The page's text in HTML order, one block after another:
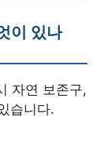
이 있나
자연 보존구,
습니다.